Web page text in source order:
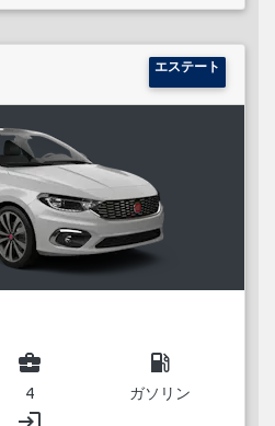
エステート
business_center
4
local_gas_station
ガソリン